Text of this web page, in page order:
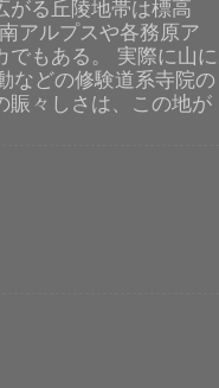
がる丘陵地帯は標高
アルプスや各務原ア
でもある。 実際に山に
などの修験道系寺院の
賑々しさは、この地が